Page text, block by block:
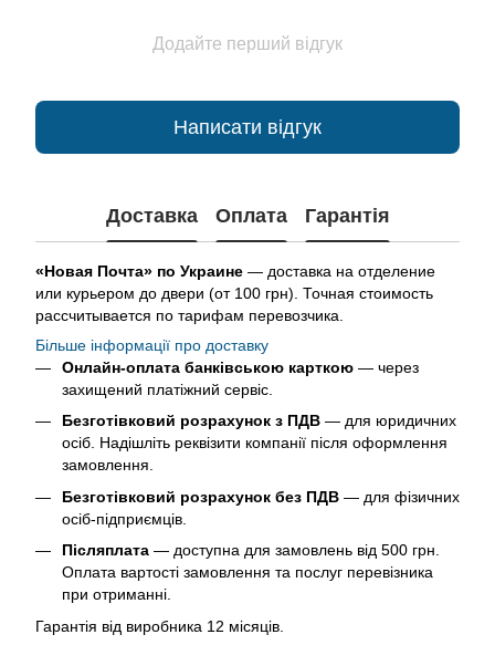
Додайте перший відгук
Написати відгук
Доставка Оплата Гарантія
«Новая Почта» по Украине — доставка на отделение
или курьером до двери (от 100 грн). Точная стоимость
рассчитывается по тарифам перевозчика.
Більше інформації про доставку
Онлайн-оплата банківською карткою — через
захищений платіжний сервіс.
Безготівковий розрахунок з ПДВ — для юридичних
осіб. Надішліть реквізити компанії після оформлення
замовлення.
Безготівковий розрахунок без ПДВ — для фізичних
осіб-підприємців.
Післяплата — доступна для замовлень від 500 грн.
Оплата вартості замовлення та послуг перевізника
при отриманні.
Гарантія від виробника 12 місяців.